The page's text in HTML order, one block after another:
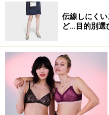
そもそも従来のブラジャ
イクをしていたため、固
まうことで、女性たちに
が悩みどころでした。で
てもキレイにバストメイ
す。それがグンゼのフュ
伝線しにく
ど…目的別選